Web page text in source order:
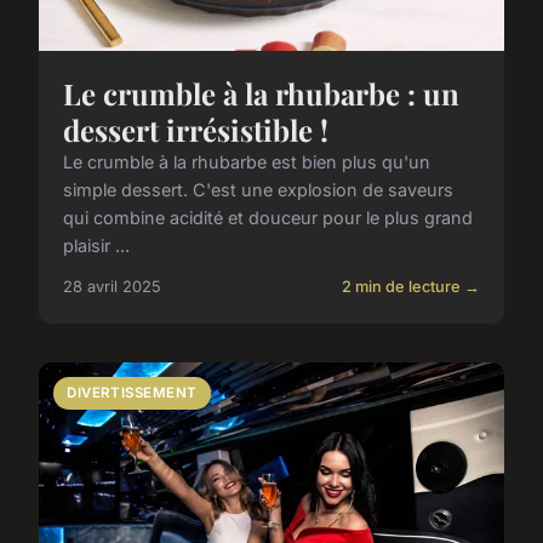
Le crumble à la rhubarbe : un
dessert irrésistible !
Le crumble à la rhubarbe est bien plus qu'un
simple dessert. C'est une explosion de saveurs
qui combine acidité et douceur pour le plus grand
plaisir ...
28 avril 2025 2 min de lecture →
DIVERTISSEMENT